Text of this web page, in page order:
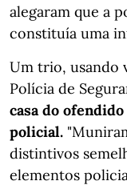
alegaram que a
constituía uma
Um trio, usando
Polícia de
casa do
policial.
distintivos
elementos